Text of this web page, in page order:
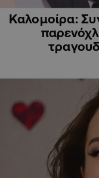
Καλομοίρα: